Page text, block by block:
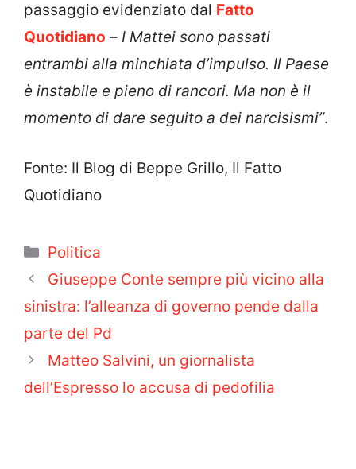
passaggio evidenziato dal Fatto
Quotidiano – I Mattei sono passati
entrambi alla minchiata d’impulso. Il Paese
è instabile e pieno di rancori. Ma non è il
momento di dare seguito a dei narcisismi”.
Fonte: Il Blog di Beppe Grillo, Il Fatto
Quotidiano
Categorie
Politica
Giuseppe Conte sempre più vicino alla
sinistra: l’alleanza di governo pende dalla
parte del Pd
Matteo Salvini, un giornalista
dell’Espresso lo accusa di pedofilia